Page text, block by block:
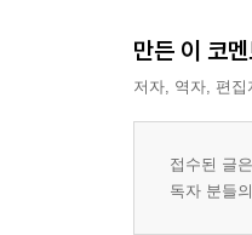
만든 이 코
저자, 역자, 편
접수된 글
독자 분들